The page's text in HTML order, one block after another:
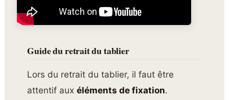
Guide du retrait du tablier
Lors du retrait du tablier, il faut être
attentif auxéléments de fixation.